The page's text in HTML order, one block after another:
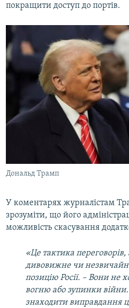
покращити доступ до портів.
Дональд Трамп
У коментарях журналістам
зрозуміти, що його
можливість скасування
«Це тактика
дивовижне чи
позицію Росії. – Вони не
вогню або зупинки
знаходити виправдання